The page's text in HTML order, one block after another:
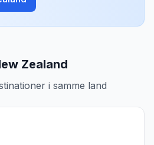
Zealand
i samme land